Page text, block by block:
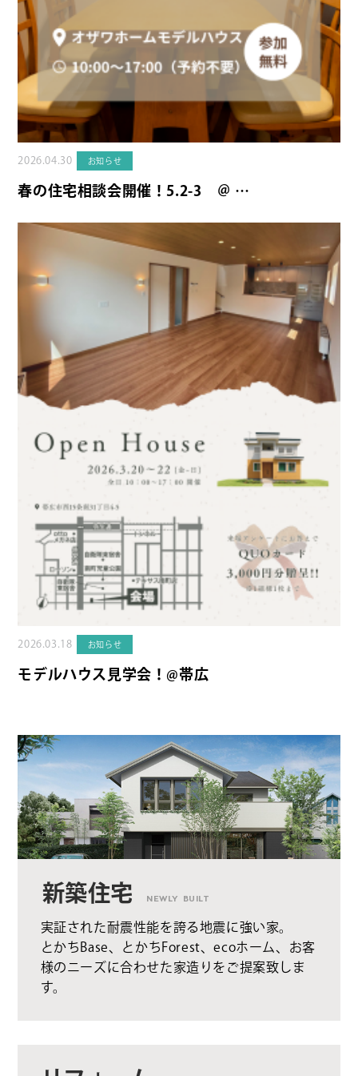
2026.04.30 お知らせ
春の住宅相談会開催！5.2-3 ＠ …
2026.03.18 お知らせ
モデルハウス見学会！@帯広
新築住宅 NEWLY BUILT
実証された耐震性能を誇る地震に強い家。
とかちBase、とかちForest、ecoホーム、お客
様のニーズに合わせた家造りをご提案致しま
す。